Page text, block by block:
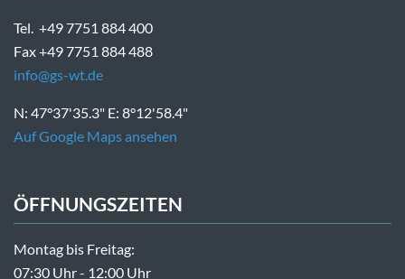
Tel. +49 7751 884 400
Fax +49 7751 884 488
info@gs-wt.de
N: 47°37'35.3" E: 8°12'58.4"
Auf Google Maps ansehen
ÖFFNUNGSZEITEN
Montag bis Freitag:
07:30 Uhr - 12:00 Uhr